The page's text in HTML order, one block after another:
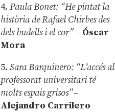
4.Paula Bonet: “He pintat la
història de Rafael Chirbes des
dels budells i el cor” – Óscar
Mora
5.Sara Barquinero: “L’accés al
professorat universitari té
molts espais grisos”–
Alejandro Carrilero